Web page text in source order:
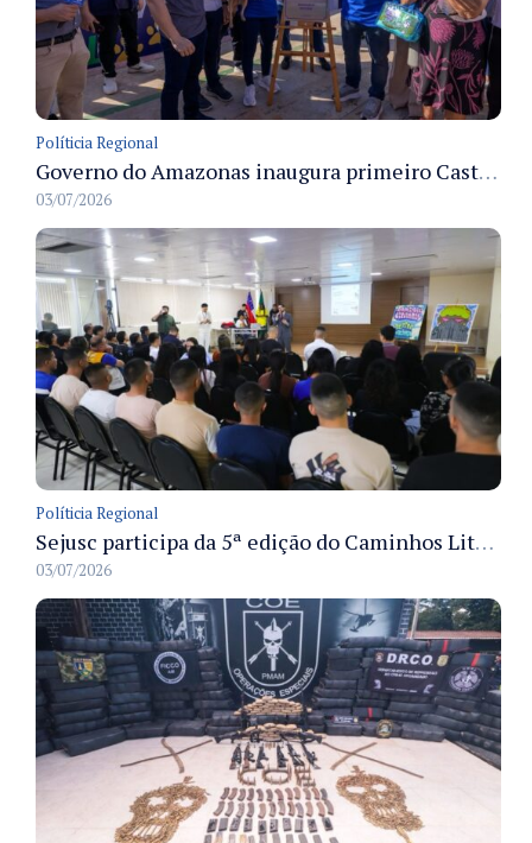
Políticia Regional
Governo do Amazonas inaugura primeiro Castramóvel Fluvial para atendimento veterinário às comunidades ribeirinhas e castração gratuita
03/07/2026
Políticia Regional
Sejusc participa da 5ª edição do Caminhos Literários com foco na cultura hip-hop nas unidades socioeducativas
03/07/2026